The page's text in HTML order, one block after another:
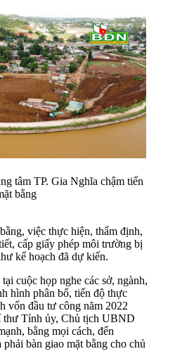
tâm TP. Gia Nghĩa chậm tiến
bằng
việc thực hiện, thẩm định,
cấp giấy phép môi trường bị
kế hoạch đã dự kiến.
cuộc họp nghe các sở, ngành,
hình phân bổ, tiến độ thực
vốn đầu tư công năm 2022
thư Tỉnh ủy, Chủ tịch UBND
bằng mọi cách, đến
bàn giao mặt bằng cho chủ